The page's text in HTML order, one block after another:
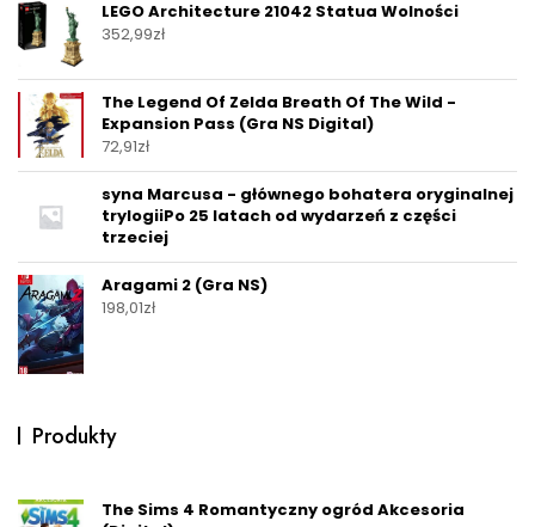
LEGO Architecture 21042 Statua Wolności
352,99zł
The Legend Of Zelda Breath Of The Wild -
Expansion Pass (Gra NS Digital)
72,91zł
syna Marcusa - głównego bohatera oryginalnej
trylogiiPo 25 latach od wydarzeń z części
trzeciej
Aragami 2 (Gra NS)
198,01zł
Produkty
The Sims 4 Romantyczny ogród Akcesoria